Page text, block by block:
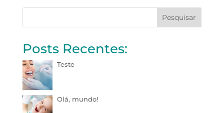
Pesquisar
Posts Recentes:
Teste
Olá, mundo!